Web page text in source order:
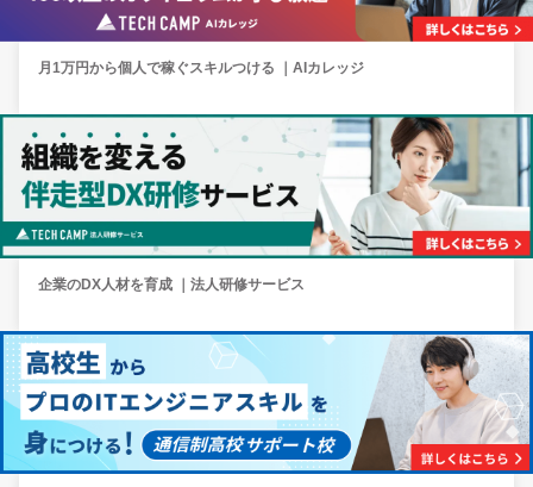
月1万円から個人で稼ぐスキルつける ｜AIカレッジ
企業のDX人材を育成 ｜法人研修サービス